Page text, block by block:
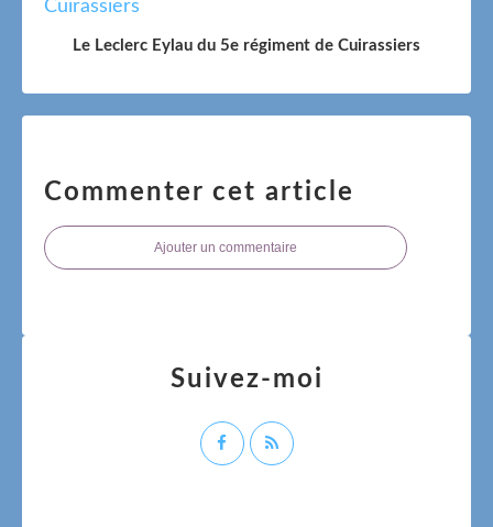
Le Leclerc Eylau du 5e régiment de Cuirassiers
Commenter cet article
Ajouter un commentaire
Suivez-moi